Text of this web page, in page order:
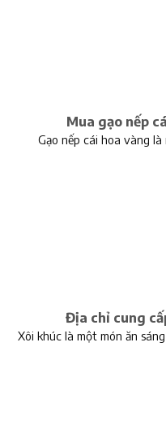
Mua gạo nếp
Gạo nếp cái hoa vàng
Địa chỉ cung
Xôi khúc là một món ăn